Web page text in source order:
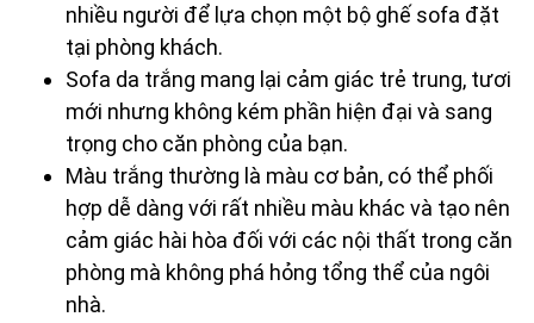
nhiều người để lựa chọn một bộ ghế sofa đặt
tại phòng khách.
Sofa da trắng mang lại cảm giác trẻ trung, tươi
mới nhưng không kém phần hiện đại và sang
trọng cho căn phòng của bạn.
Màu trắng thường là màu cơ bản, có thể phối
hợp dễ dàng với rất nhiều màu khác và tạo nên
cảm giác hài hòa đối với các nội thất trong căn
phòng mà không phá hỏng tổng thể của ngôi
nhà.